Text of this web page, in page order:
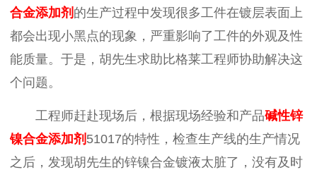
合金添加剂 的生产过程中发现很多工件在镀层表面上
都会出现小黑点的现象，严重影响了工件的外观及性
能质量。于是，胡先生求助比格莱工程师协助解决这
个问题。
工程师赶赴现场后，根据现场经验和产品碱性锌
镍合金添加剂 51017的特性，检查生产线的生产情况
之后，发现胡先生的锌镍合金镀液太脏了，没有及时